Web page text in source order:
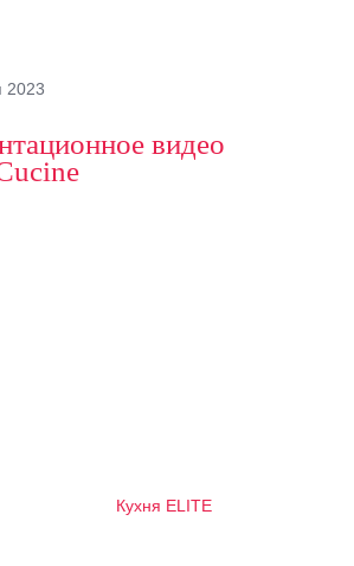
2023
видео
Кухня ELITE